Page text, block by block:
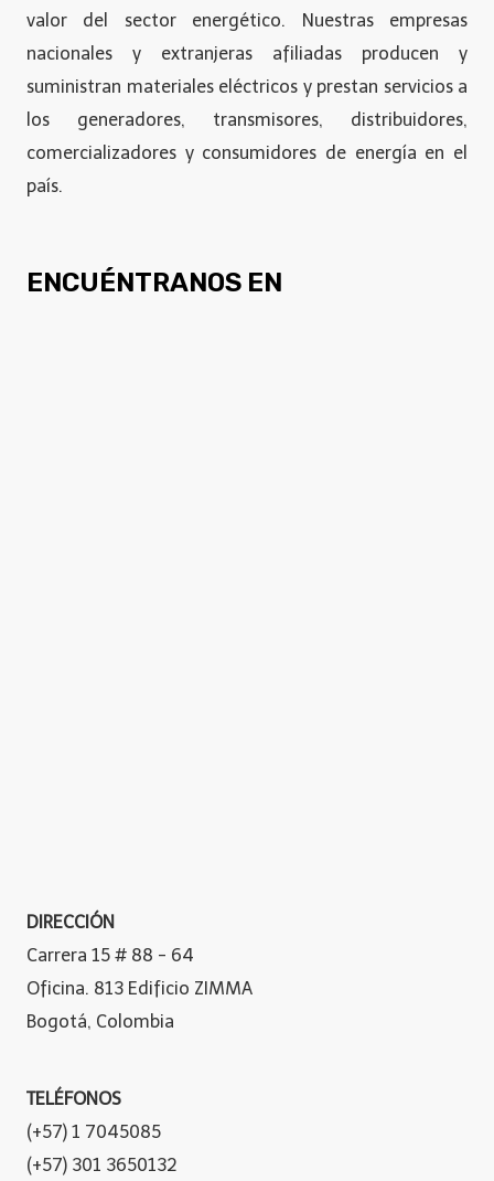
valor del sector energético. Nuestras empresas
nacionales y extranjeras afiliadas producen y
suministran materiales eléctricos y prestan servicios a
los generadores, transmisores, distribuidores,
comercializadores y consumidores de energía en el
país.
ENCUÉNTRANOS EN
DIRECCIÓN
Carrera 15 # 88 - 64
Oficina. 813 Edificio ZIMMA
Bogotá, Colombia
TELÉFONOS
(+57) 1 7045085
(+57) 301 3650132